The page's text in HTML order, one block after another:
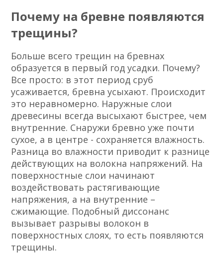
Почему на бревне появляются
трещины?
Больше всего трещин на бревнах
образуется в первый год усадки. Почему?
Все просто: в этот период сруб
усаживается, бревна усыхают. Происходит
это неравномерно. Наружные слои
древесины всегда высыхают быстрее, чем
внутренние. Снаружи бревно уже почти
сухое, а в центре - сохраняется влажность.
Разница во влажности приводит к разнице
действующих на волокна напряжений. На
поверхностные слои начинают
воздействовать растягивающие
напряжения, а на внутренние –
сжимающие. Подобный диссонанс
вызывает разрывы волокон в
поверхностных слоях, то есть появляются
трещины.